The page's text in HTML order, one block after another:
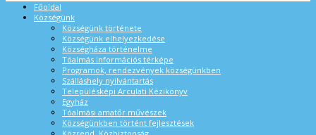
Főoldal
Községünk
Községünk története
Községünk elhelyezkedése
Községháza történelme
Tóalmás információs térképe
Programok, rendezvények községünkben
Szálláshely nyilvántartás
Településképi Arculati Kézikönyv
Egyház
Tóalmási amatőr művészek
Községünkben történt fejlesztések